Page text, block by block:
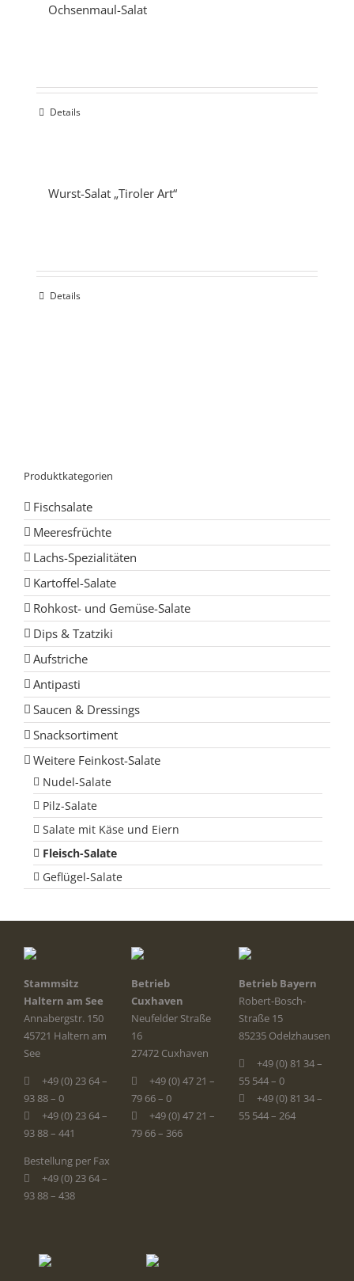
Ochsenmaul-Salat
Details
Wurst-Salat „Tiroler Art“
Details
Produktkategorien
Fischsalate
Meeresfrüchte
Lachs-Spezialitäten
Kartoffel-Salate
Rohkost- und Gemüse-Salate
Dips & Tzatziki
Aufstriche
Antipasti
Saucen & Dressings
Snacksortiment
Weitere Feinkost-Salate
Nudel-Salate
Pilz-Salate
Salate mit Käse und Eiern
Fleisch-Salate
Geflügel-Salate
Stammsitz
Haltern am See
Annabergstr. 150
45721 Haltern am
See
+49 (0) 23 64 –
93 88 – 0
+49 (0) 23 64 –
93 88 – 441
Bestellung per Fax
+49 (0) 23 64 –
93 88 – 438
Betrieb
Cuxhaven
Neufelder Straße
16
27472 Cuxhaven
+49 (0) 47 21 –
79 66 – 0
+49 (0) 47 21 –
79 66 – 366
Betrieb Bayern
Robert-Bosch-
Straße 15
85235 Odelzhausen
+49 (0) 81 34 –
55 544 – 0
+49 (0) 81 34 –
55 544 – 264